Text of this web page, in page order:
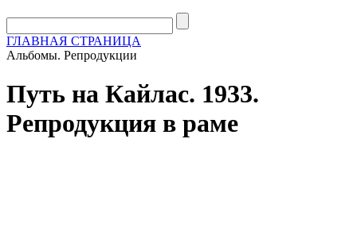
ГЛАВНАЯ СТРАНИЦА
Альбомы. Репродукции
Путь на Кайлас. 1933.
Репродукция в раме